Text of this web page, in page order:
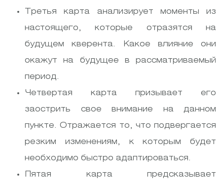
Третья карта анализирует моменты из
настоящего, которые отразятся на
будущем кверента. Какое влияние они
окажут на будущее в рассматриваемый
период.
Четвертая карта призывает его
заострить свое внимание на данном
пункте. Отражается то, что подвергается
резким изменениям, к которым будет
необходимо быстро адаптироваться.
Пятая карта предсказывает